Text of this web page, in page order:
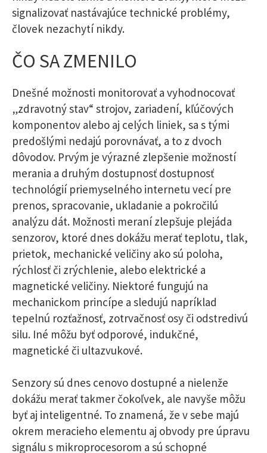
signalizovať nastávajúce technické problémy,
človek nezachytí nikdy.
ČO SA ZMENILO
Dnešné možnosti monitorovať a vyhodnocovať
„zdravotný stav“ strojov, zariadení, kľúčových
komponentov alebo aj celých liniek, sa s tými
predošlými nedajú porovnávať, a to z dvoch
dôvodov. Prvým je výrazné zlepšenie možností
merania a druhým dostupnosť dostupnosť
technológií priemyselného internetu vecí pre
prenos, spracovanie, ukladanie a pokročilú
analýzu dát. Možnosti meraní zlepšuje plejáda
senzorov, ktoré dnes dokážu merať teplotu, tlak,
prietok, mechanické veličiny ako sú poloha,
rýchlosť či zrýchlenie, alebo elektrické a
magnetické veličiny. Niektoré fungujú na
mechanickom princípe a sledujú napríklad
tepelnú rozťažnosť, zotrvačnosť osy či odstredivú
silu. Iné môžu byť odporové, indukčné,
magnetické či ultazvukové.
Senzory sú dnes cenovo dostupné a nielenže
dokážu merať takmer čokoľvek, ale navyše môžu
byť aj inteligentné. To znamená, že v sebe majú
okrem meracieho elementu aj obvody pre úpravu
signálu s mikroprocesorom a sú schopné